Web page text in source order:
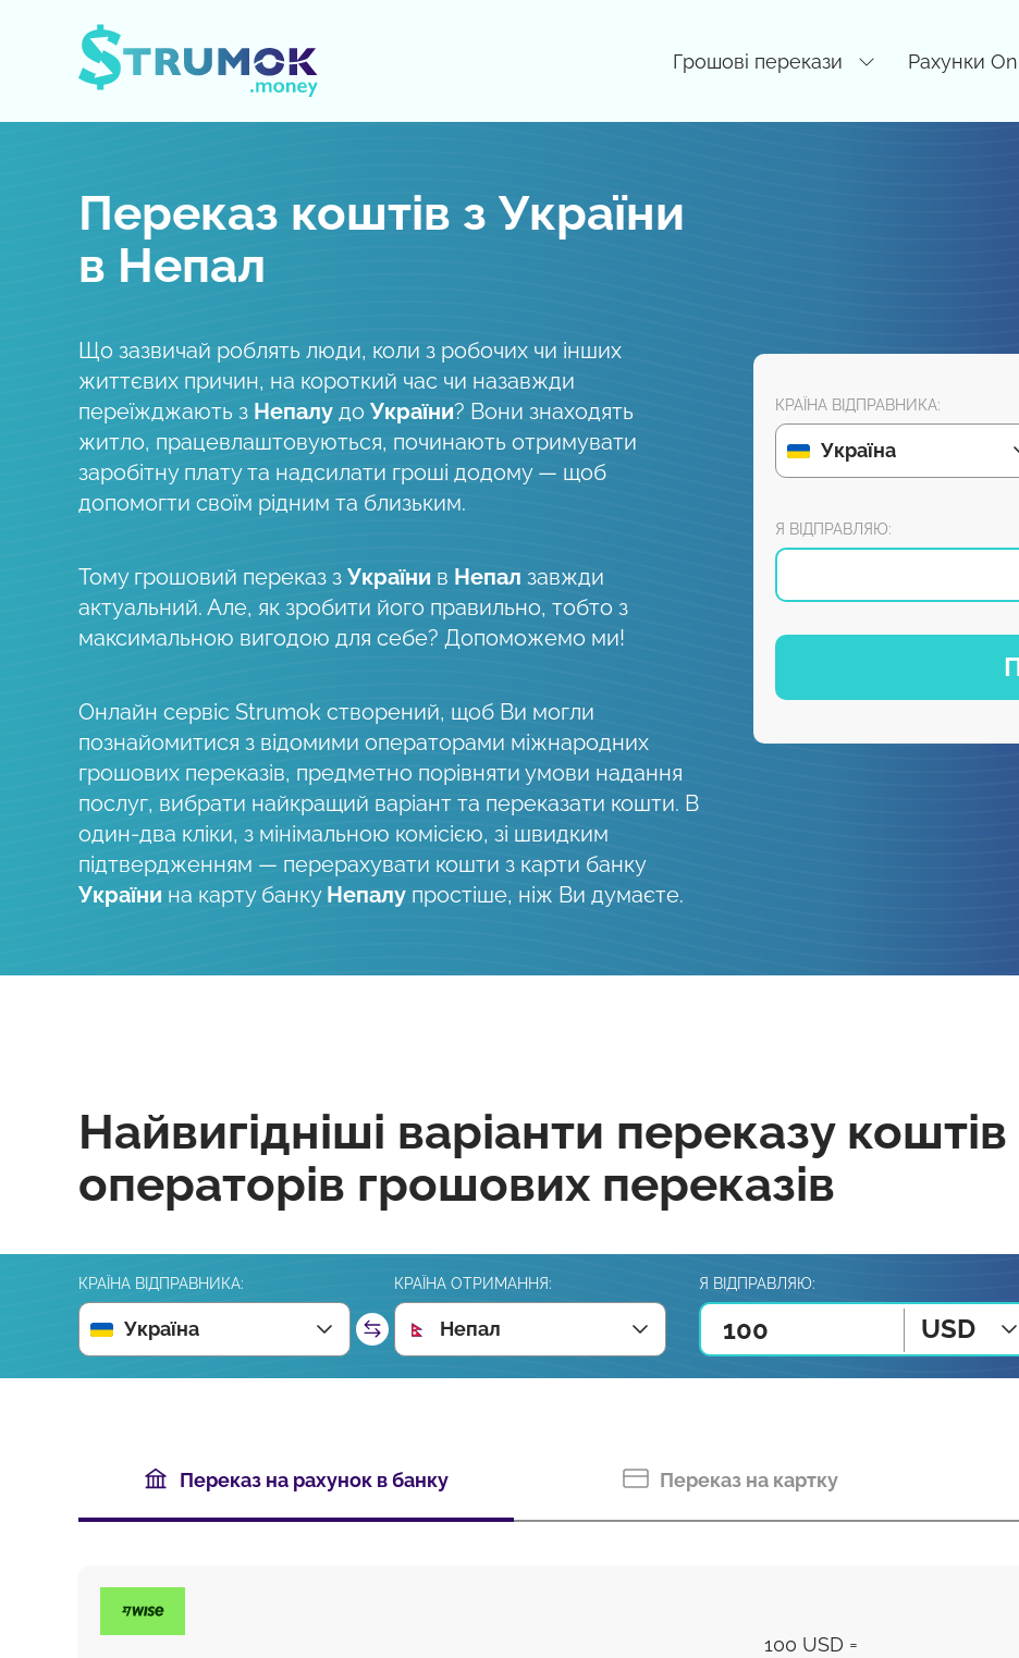
Грошові перекази Рахунки
Переказ коштів з України
в Непал
Що зазвичай роблять люди, коли з робочих чи інших
життєвих причин, на короткий час чи назавжди
переїжджають з Непалу до України? Вони знаходять
житло, працевлаштовуються, починають отримувати
заробітну плату та надсилати гроші додому — щоб
допомогти своїм рідним та близьким.
Тому грошовий переказ з України в Непал завжди
актуальний. Але, як зробити його правильно, тобто з
максимальною вигодою для себе? Допоможемо ми!
Онлайн сервіс Strumok створений, щоб Ви могли
познайомитися з відомими операторами міжнародних
грошових переказів, предметно порівняти умови надання
послуг, вибрати найкращий варіант та переказати кошти. В
один-два кліки, з мінімальною комісією, зі швидким
підтвердженням — перерахувати кошти з карти банку
України на карту банку Непалу простіше, ніж Ви думаєте.
КРАЇНА ВІДПРАВНИКА:
Україна
Я ВІДПРАВЛЯЮ:
Найвигідніші варіанти переказу
операторів грошових переказів
КРАЇНА ВІДПРАВНИКА:
Україна
КРАЇНА ОТРИМАННЯ:
Непал
Я ВІДПРАВЛЯЮ:
USD
Переказ на рахунок в банку Переказ на картку
100 USD =